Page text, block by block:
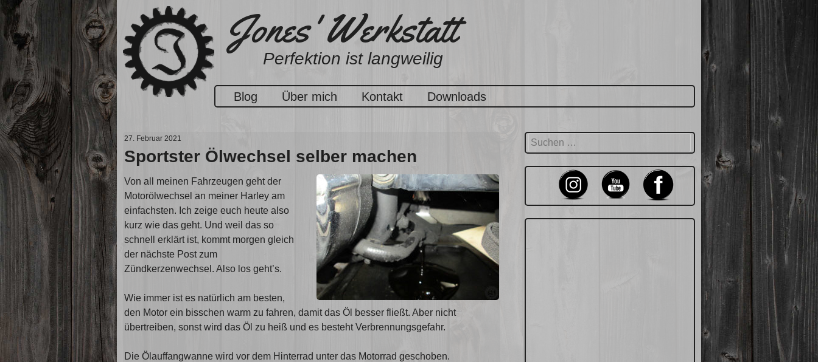
springen
Jones' Werkstatt
Perfektion ist langweilig
Blog Über mich Kontakt Downloads
27. Februar 2021
Sportster Ölwechsel selber machen
Von all meinen Fahrzeugen geht der
Motorölwechsel an meiner Harley am
einfachsten. Ich zeige euch heute also
kurz wie das geht. Und weil das so
schnell erklärt ist, kommt morgen gleich
der nächste Post zum
Zündkerzenwechsel. Also los geht’s.
Wie immer ist es natürlich am besten,
den Motor ein bisschen warm zu fahren, damit das Öl besser fließt. Aber nicht
übertreiben, sonst wird das Öl zu heiß und es besteht Verbrennungsgefahr.
Die Ölauffangwanne wird vor dem Hinterrad unter das Motorrad geschoben.
Suchen
nach: